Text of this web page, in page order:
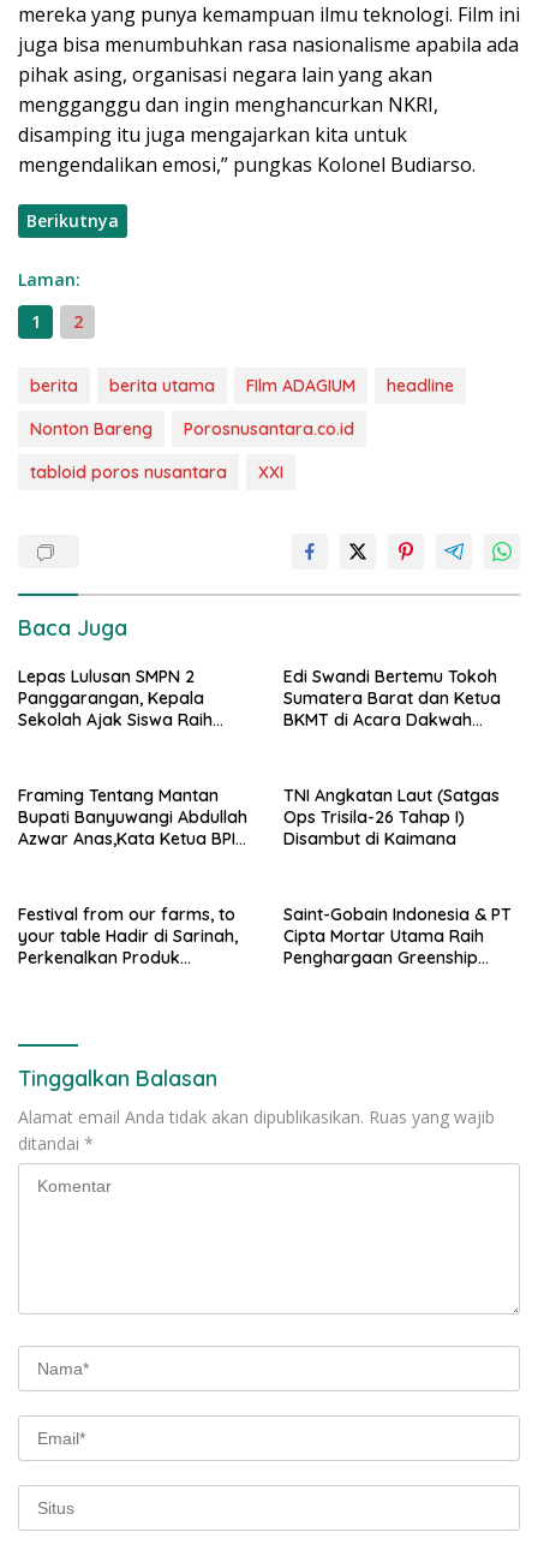
mereka yang punya kemampuan ilmu teknologi. Film ini
juga bisa menumbuhkan rasa nasionalisme apabila ada
pihak asing, organisasi negara lain yang akan
mengganggu dan ingin menghancurkan NKRI,
disamping itu juga mengajarkan kita untuk
mengendalikan emosi,” pungkas Kolonel Budiarso.
Berikutnya
Laman:
1
2
berita berita utama FIlm ADAGIUM
headline
Nonton Bareng
Porosnusantara.co.id
tabloid poros nusantara
XXI
Baca Juga
Lepas Lulusan SMPN 2
Panggarangan, Kepala
Sekolah Ajak Siswa Raih
Edi Swandi Bertemu Tokoh
Sumatera Barat dan Ketua
BKMT di Acara Dakwah
Framing Tentang Mantan
Bupati Banyuwangi Abdullah
Azwar Anas,Kata Ketua BPIP-
TNI Angkatan Laut (Satgas
Ops Trisila-26 Tahap I)
Disambut di Kaimana
Festival from our farms, to
your table Hadir di Sarinah,
Perkenalkan Produk
Saint-Gobain Indonesia & PT
Cipta Mortar Utama Raih
Penghargaan Greenship
Tinggalkan Balasan
Alamat email Anda tidak akan dipublikasikan. Ruas yang wajib
ditandai *